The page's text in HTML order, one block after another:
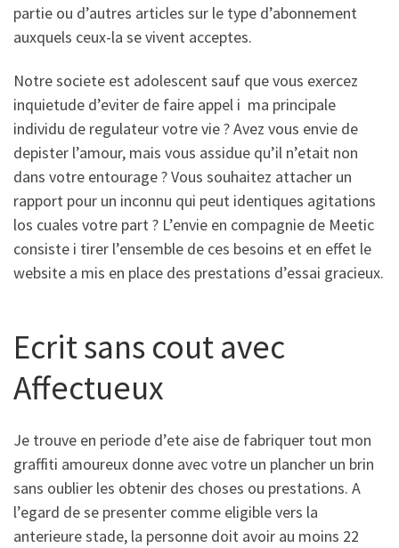
partie ou d’autres articles sur le type d’abonnement
auxquels ceux-la se vivent acceptes.
Notre societe est adolescent sauf que vous exercez
inquietude d’eviter de faire appel i ma principale
individu de regulateur votre vie ? Avez vous envie de
depister l’amour, mais vous assidue qu’il n’etait non
dans votre entourage ? Vous souhaitez attacher un
rapport pour un inconnu qui peut identiques agitations
los cuales votre part ? L’envie en compagnie de Meetic
consiste i tirer l’ensemble de ces besoins et en effet le
website a mis en place des prestations d’essai gracieux.
Ecrit sans cout avec
Affectueux
Je trouve en periode d’ete aise de fabriquer tout mon
graffiti amoureux donne avec votre un plancher un brin
sans oublier les obtenir des choses ou prestations. A
l’egard de se presenter comme eligible vers la
anterieure stade, la personne doit avoir au moins 22